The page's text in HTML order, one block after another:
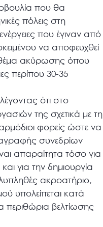
που θα
πόλεις στη
που έγιναν από
να αποφευχθεί
θέμα ακύρωσης όπου
περίπου 30-35
ότι στο
της σχετικά με τη
φορείς ώστε να
συνεδρίων
απαραίτητα τόσο για
για την δημιουργία
ακροατήριο,
υπολείπεται κατά
βελτίωσης